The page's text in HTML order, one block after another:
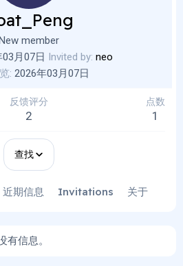
member
月07日 Invited by neo
2026年03月07日
反馈评分
2
点数
1
查找
近期信息 Invitations 关于
有信息。